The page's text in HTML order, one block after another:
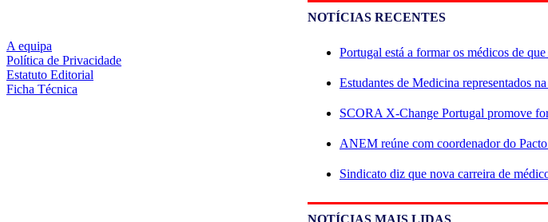
NOTÍCIAS RECENTES
Portugal está a formar os médicos de que
Estudantes de Medicina representados
SCORA X-Change Portugal promove
ANEM reúne com coordenador do
Sindicato diz que nova carreira de
NOTÍCIAS MAIS LIDAS
A equipa
Política de Privacidade
Estatuto Editorial
Ficha Técnica